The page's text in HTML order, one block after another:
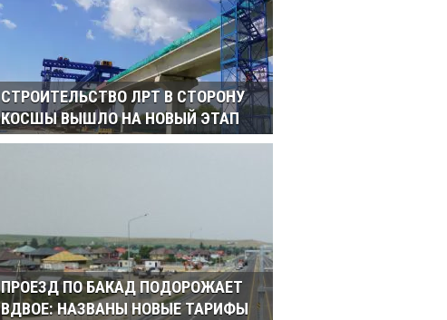
СТРОИТЕЛЬСТВО ЛРТ В СТОРОНУ
КОСШЫ ВЫШЛО НА НОВЫЙ ЭТАП
ПРОЕЗД ПО БАКАД ПОДОРОЖАЕТ
ВДВОЕ: НАЗВАНЫ НОВЫЕ ТАРИФЫ